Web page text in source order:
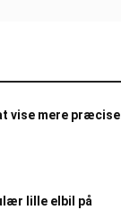
vise mere præcise
lille elbil på